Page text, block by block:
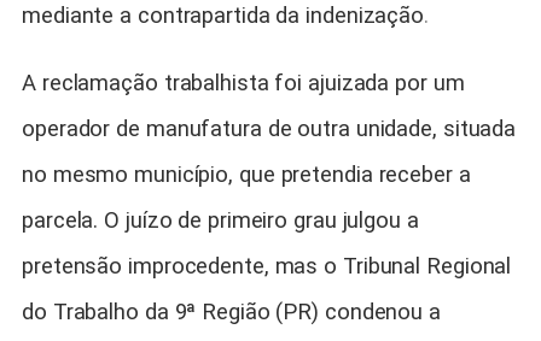
mediante a contrapartida da indenização.
A reclamação trabalhista foi ajuizada por um
operador de manufatura de outra unidade, situada
no mesmo município, que pretendia receber a
parcela. O juízo de primeiro grau julgou a
pretensão improcedente, mas o Tribunal Regional
do Trabalho da 9ª Região (PR) condenou a